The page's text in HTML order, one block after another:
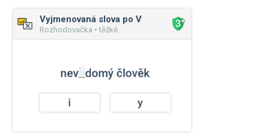
Vyjmenovaná slova po V
Rozhodovačka • těžké